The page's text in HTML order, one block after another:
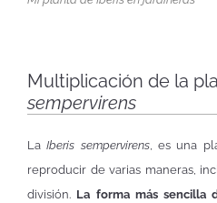
Multiplicación de la
sempervirens
LaIberis sempervirens, es una
reproducir de varias maneras,
división. La forma más sencilla